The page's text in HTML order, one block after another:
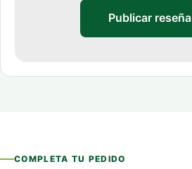
Publicar reseña
COMPLETA TU PEDIDO